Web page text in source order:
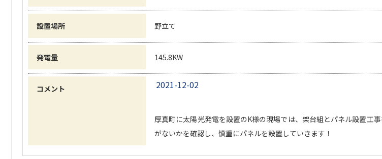
設置場所 野立て
発電量 145.8KW
コメント 2021-12-02
厚真町に太陽光発電を設置のK様の現場では、架台組とパネル設置工
がないかを確認し、慎重にパネルを設置していきます！